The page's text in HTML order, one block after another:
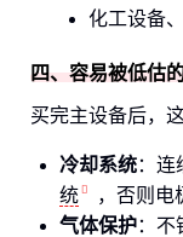
化工设备
四、容易被低估
买完主设备后，
冷却系统：连
统
，否则电
气体保护：不